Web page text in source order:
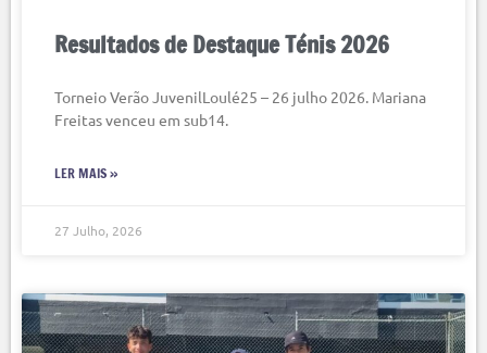
Resultados de Destaque Ténis 2026
Torneio Verão JuvenilLoulé25 – 26 julho 2026. Mariana
Freitas venceu em sub14.
LER MAIS »
27 Julho, 2026